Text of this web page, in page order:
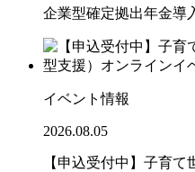
企業型確定拠出年金導
イベント情報
2026.08.05
【申込受付中】子育